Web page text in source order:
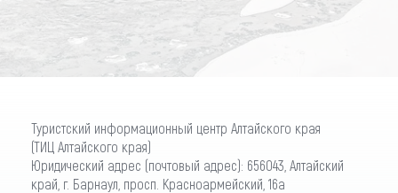
Туристский информационный центр Алтайского края
(ТИЦ Алтайского края)
Юридический адрес (почтовый адрес): 656043, Алтайский
край, г. Барнаул, просп. Красноармейский, 16а